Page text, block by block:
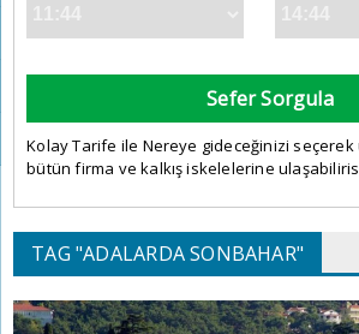
Sefer Sorgula
Kolay Tarife ile Nereye gideceğinizi seçerek
bütün firma ve kalkış iskelelerine
TAG "ADALARDA SONBAHAR"